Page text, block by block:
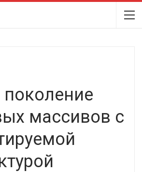
поколение
массивов с